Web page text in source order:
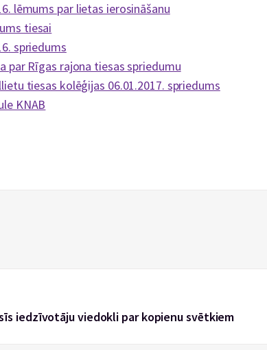
lēmums par lietas ierosināšanu
tiesai
spriedums
par Rīgas rajona tiesas spriedumu
tiesas kolēģijas 06.01.2017. spriedums
KNAB
iedzīvotāju viedokli par kopienu svētkiem